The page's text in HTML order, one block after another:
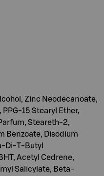
Zinc Neodecanoate,
15 Stearyl Ether,
Steareth-2,
Benzoate, Disodium
Di-T-Butyl
Acetyl Cedrene,
Salicylate, Beta-